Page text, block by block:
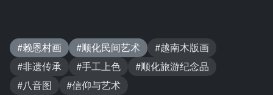
#赖恩村画 #顺化民间艺术
#越南木版画
#非遗传承
#手工上色
#顺化旅游纪念品
#八音图
#信仰与艺术